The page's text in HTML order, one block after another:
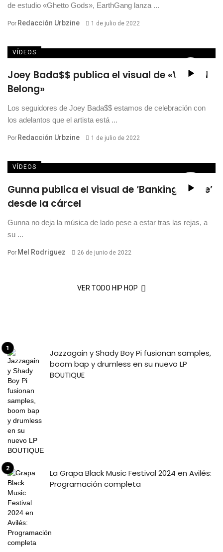
de estudio «Ghetto Gods», EarthGang lanza ...
Por Redacción Urbzine 1 de julio de 2022
VÍDEOS
Joey Bada$$ publica el visual de «Where I
Belong»
Los seguidores de Joey Bada$$ estamos de celebración con
los adelantos que el artista está ...
Por Redacción Urbzine 1 de julio de 2022
VÍDEOS
Gunna publica el visual de ‘Banking On Me’
desde la cárcel
Gunna no deja la música de lado pese a estar tras las rejas, a
su ...
Por Mel Rodriguez 26 de junio de 2022
VER TODO HIP HOP
Jazzagain y Shady Boy Pi fusionan samples,
boom bap y drumless en su nuevo LP
BOUTIQUE
La Grapa Black Music Festival 2024 en Avilés:
Programación completa